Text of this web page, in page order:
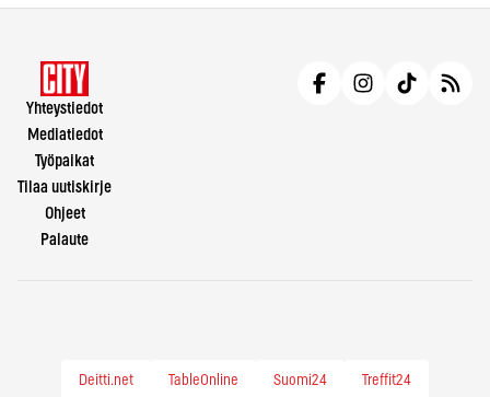
Yhteystiedot
Mediatiedot
Työpaikat
Tilaa uutiskirje
Ohjeet
Palaute
Deitti.net TableOnline Suomi24 Treffit24